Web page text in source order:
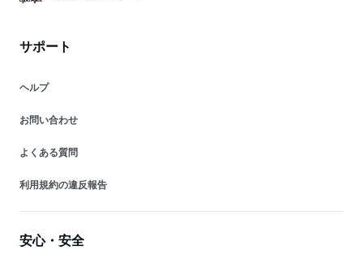
サポート
ヘルプ
お問い合わせ
よくある質問
利用規約の違反報告
安心・安全